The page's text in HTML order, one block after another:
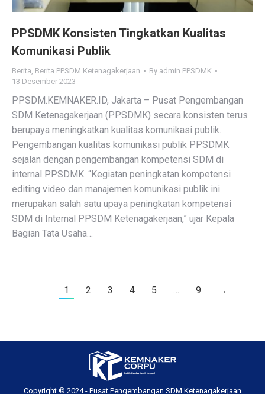
PPSDMK Konsisten Tingkatkan Kualitas
Komunikasi Publik
Berita, Berita PPSDM Ketenagakerjaan By admin PPSDMK
13 Desember 2023
PPSDM.KEMNAKER.ID, Jakarta – Pusat Pengembangan
SDM Ketenagakerjaan (PPSDMK) secara konsisten terus
berupaya meningkatkan kualitas komunikasi publik.
Pengembangan kualitas komunikasi publik PPSDMK
sejalan dengan pengembangan kompetensi SDM di
internal PPSDMK. “Kegiatan peningkatan kompetensi
editing video dan manajemen komunikasi publik ini
merupakan salah satu upaya peningkatan kompetensi
SDM di Internal PPSDM Ketenagakerjaan,” ujar Kepala
Bagian Tata Usaha…
1 2 3 4 5 … 9 →
Copyright © 2024 - Pusat Pengembangan SDM Ketenagakerjaan